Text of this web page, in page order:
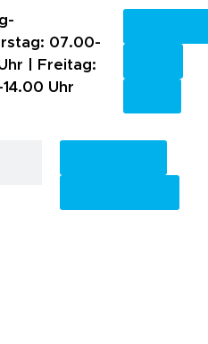
07.00-
|
Freitag:
Uhr